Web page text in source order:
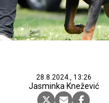
28.8.2024., 13:26
Jasminka Knežević